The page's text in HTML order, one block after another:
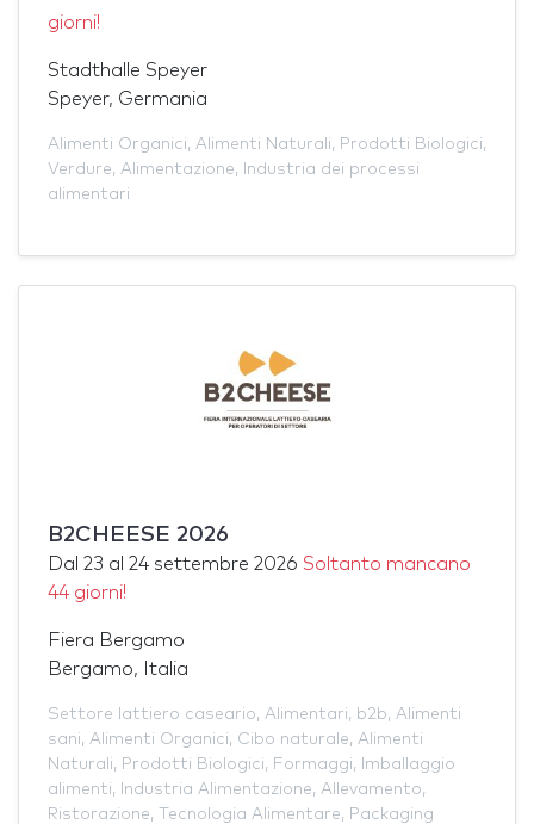
giorni!
Stadthalle Speyer
Speyer, Germania
Alimenti Organici, Alimenti Naturali, Prodotti Biologici,
Verdure, Alimentazione,
Industria dei processi
alimentari
B2CHEESE 2026
Dal 23 al 24 settembre 2026 Soltanto mancano
44 giorni!
Fiera Bergamo
Bergamo, Italia
Settore lattiero caseario, Alimentari, b2b, Alimenti
sani, Alimenti Organici, Cibo naturale, Alimenti
Naturali, Prodotti Biologici, Formaggi,
Imballaggio
alimenti, Industria Alimentazione, Allevamento,
Ristorazione, Tecnologia Alimentare, Packaging